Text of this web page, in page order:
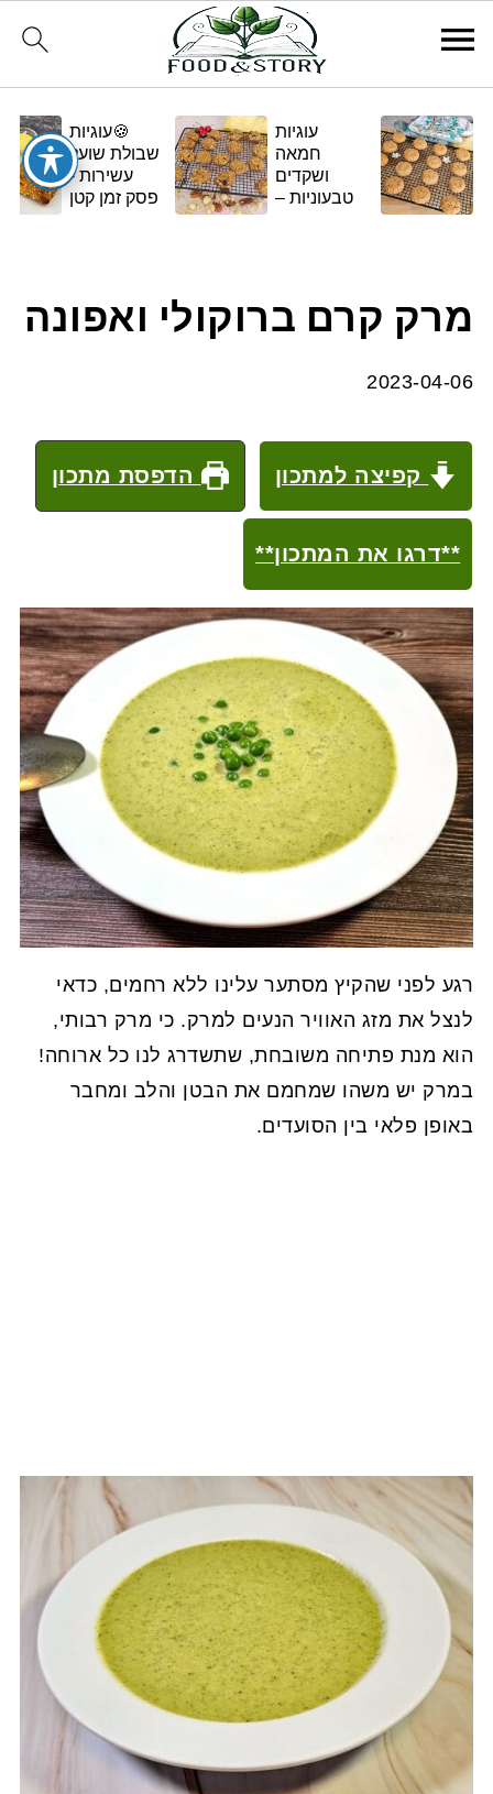
עוגיות
חמאה
ושקדים
טבעוניות –
🍪עוגיות
שבולת שועל
עשירות -
פסק זמן קטן
מרק קרם ברוקולי ואפונה
2023-04-06
קפיצה למתכון הדפסת מתכון
**דרגו את המתכון**
רגע לפני שהקיץ מסתער עלינו ללא רחמים, כדאי
לנצל את מזג האוויר הנעים למרק. כי מרק רבותי,
הוא מנת פתיחה משובחת, שתשדרג לנו כל ארוחה!
במרק יש משהו שמחמם את הבטן והלב ומחבר
באופן פלאי בין הסועדים.